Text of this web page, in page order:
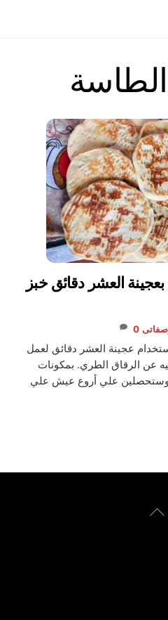
العشر دقائق خبز
0
عجينة العشر دقائق لعمل
عن الرقاق الطري. بمكونات
وستحصلين علي أروع عيش علي
Back